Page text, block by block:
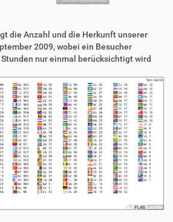
die Anzahl und die Herkunft unserer
2009, wobei ein Besucher
nur einmal berücksichtigt wird